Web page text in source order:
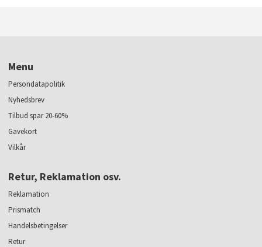
Menu
Persondatapolitik
Nyhedsbrev
Tilbud spar 20-60%
Gavekort
Vilkår
Retur, Reklamation osv.
Reklamation
Prismatch
Handelsbetingelser
Retur